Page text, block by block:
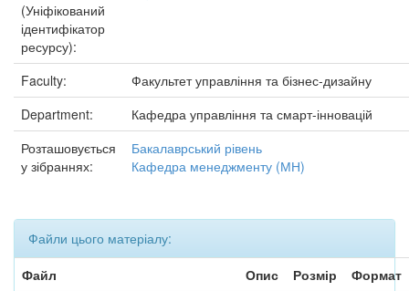
(Уніфікований
ідентифікатор
ресурсу):
Faculty:
Факультет управління та бізнес-дизайну
Department:
Кафедра управління та смарт-інновацій
Розташовується
у зібраннях:
Бакалаврський рівень
Кафедра менеджменту (МН)
Файли цього матеріалу:
Файл
Опис Розмір
Формат